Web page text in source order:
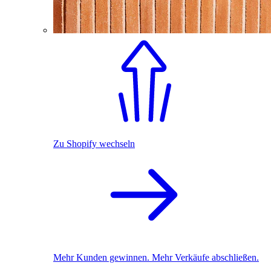
Zu Shopify wechseln
Mehr Kunden gewinnen. Mehr Verkäufe abschließen.